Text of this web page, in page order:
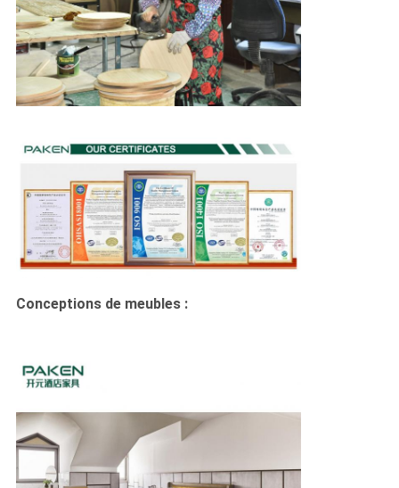
Conceptions de meubles :